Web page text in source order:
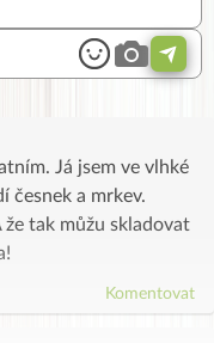
Já jsem ve vlhké
česnek a mrkev.
že tak můžu skladovat
Komentovat